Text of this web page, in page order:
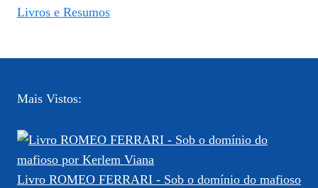
Livros e Resumos
Mais Vistos:
Livro ROMEO FERRARI - Sob o domínio do mafioso